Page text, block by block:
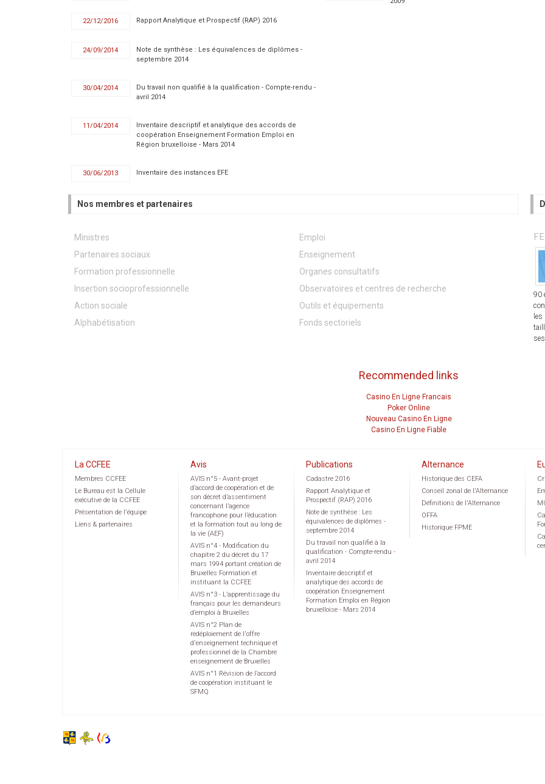
22/12/2016 Rapport Analytique et Prospectif (RAP) 2016
24/09/2014
Note de synthèse : Les équivalences de diplômes -
septembre 2014
30/04/2014
Du travail non qualifié à la qualification - Compte-rendu -
avril 2014
11/04/2014
Inventaire descriptif et analytique des accords de
coopération Enseignement Formation Emploi en
Région bruxelloise - Mars 2014
30/06/2013 Inventaire des instances EFE
Nos membres et partenaires
Ministres
Partenaires sociaux
Formation professionnelle
Insertion socioprofessionnelle
Action sociale
Alphabétisation
Emploi
Enseignement
Organes consultatifs
Observatoires et centres de recherche
Outils et équipements
Fonds sectoriels
90
Recommended links
Casino En Ligne Francais
Poker Online
Nouveau Casino En Ligne
Casino En Ligne Fiable
La CCFEE
Membres CCFEE
Le Bureau est la Cellule
exécutive de la CCFEE
Présentation de l'équipe
Liens & partenaires
Avis
AVIS n°5 - Avant-projet
d’accord de coopération et de
son décret d’assentiment
concernant l’agence
francophone pour l’éducation
et la formation tout au long de
la vie (AEF)
AVIS n°4 - Modification du
chapitre 2 du décret du 17
mars 1994 portant création de
Bruxelles Formation et
instituant la CCFEE
AVIS n°3 - L’apprentissage du
français pour les demandeurs
d’emploi à Bruxelles
AVIS n°2 Plan de
redéploiement de l'offre
d'enseignement technique et
professionnel de la Chambre
enseignement de Bruxelles
AVIS n°1 Révision de l’accord
de coopération instituant le
SFMQ
Publications
Cadastre 2016
Rapport Analytique et
Prospectif (RAP) 2016
Note de synthèse : Les
équivalences de diplômes -
septembre 2014
Du travail non qualifié à la
qualification - Compte-rendu -
avril 2014
Inventaire descriptif et
analytique des accords de
coopération Enseignement
Formation Emploi en Région
bruxelloise - Mars 2014
Alternance
Historique des CEFA
Conseil zonal de l'Alternance
Définitions de l'Alternance
OFFA
Historique FPME